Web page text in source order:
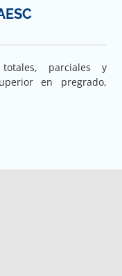
parciales y
en pregrado,